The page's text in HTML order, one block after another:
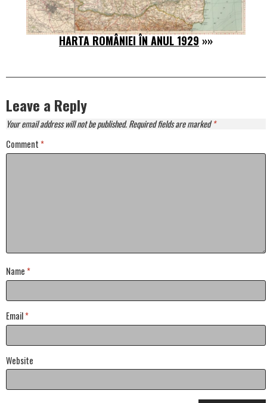
HARTA ROMÂNIEI ÎN ANUL 1929 »»
Leave a Reply
Your email address will not be published.Required fields are marked*
Comment *
Name *
Email*
Website